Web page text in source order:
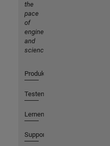
the
pace
of
engineering
and
science
Produkte
Testen oder Kaufen
Lernen
Support